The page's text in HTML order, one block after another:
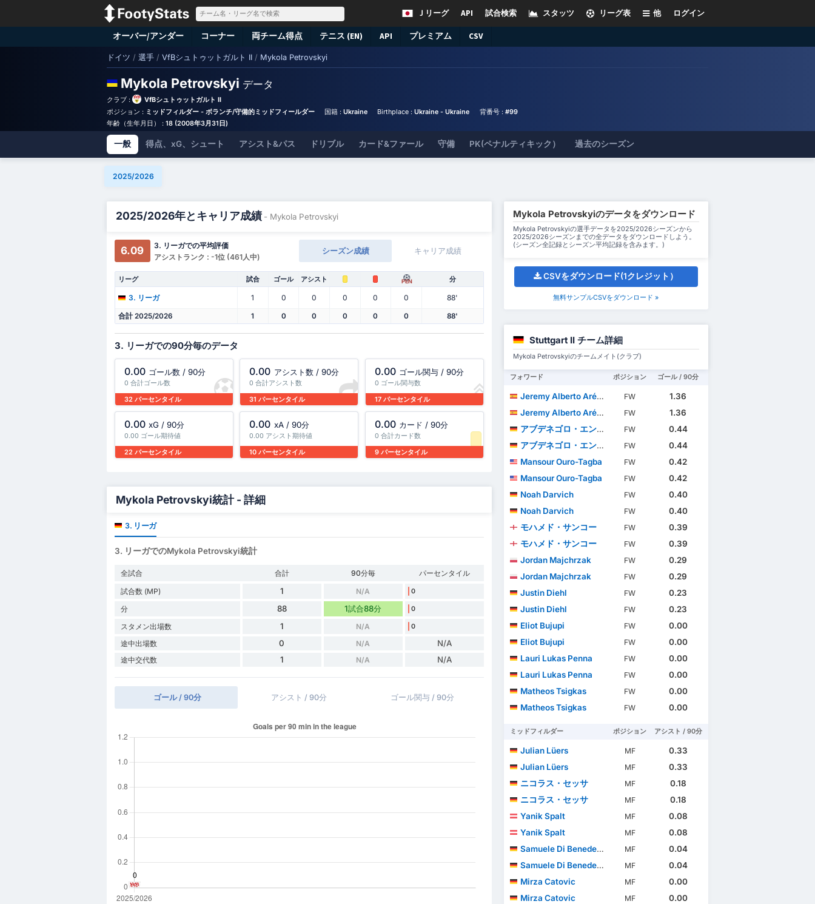
ログイン
他
リーグ表
スタッツ
試合検索
API
Ｊリーグ
オーバー/アンダー コーナー 両チーム得点 テニス (EN) API プレミアム CSV
ドイツ / 選手 / VfBシュトゥットガルト II / Mykola Petrovskyi
Mykola Petrovskyi データ
クラブ :
VfBシュトゥットガルト II
ポジション : ミッドフィルダー - ボランチ/守備的ミッドフィールダー 国籍 :Ukraine Birthplace :Ukraine - Ukraine 背番号 : #99
年齢（生年月日） : 18 (2008年3月31日)
一般 得点、xG、シュート アシスト&パス ドリブル カード&ファール 守備 PK(ペナルティキック） 過去のシーズン
2025/2026
2025/2026年とキャリア成績 - Mykola Petrovskyi
6.09
3. リーガでの平均評価
アシストランク : -1位 (461人中)
シーズン成績 キャリア成績
リーグ 試合 ゴール アシスト PEN 分
3. リーガ 1 0 0 0 0 0 88'
合計 2025/2026 1 0 0 0 0 0 88'
3. リーガでの90分毎のデータ
0.00 ゴール数 / 90分
0 合計ゴール数
32 パーセンタイル
0.00 アシスト数 / 90分
0 合計アシスト数
31 パーセンタイル
0.00 ゴール関与 / 90分
0 ゴール関与数
17 パーセンタイル
0.00 xG / 90分
0.00 ゴール期待値
22 パーセンタイル
0.00 xA / 90分
0.00 アシスト期待値
10 パーセンタイル
0.00 カード / 90分
0 合計カード数
9 パーセンタイル
Mykola Petrovskyi統計 - 詳細
3. リーガ
3. リーガでのMykola Petrovskyi統計
全試合 合計 90分毎
パーセンタイル
試合数 (MP)
1 N/A 0
分 88 1試合88分 0
スタメン出場数 1 N/A 0
途中出場数 0 N/A N/A
途中交代数 1 N/A N/A
ゴール / 90分 アシスト / 90分 ゴール関与 / 90分
Mykola Petrovskyiのデータをダウンロード
Mykola Petrovskyiの選手データを2025/2026シーズンから
2025/2026シーズンまでの全データをダウンロードしよう。
(シーズン全記録とシーズン平均記録を含みます。)
CSVをダウンロード(1クレジット）
無料サンプルCSVをダウンロード »
Stuttgart II チーム詳細
Mykola Petrovskyiのチームメイト(クラブ)
フォワード ポジション ゴール / 90分
Jeremy Alberto Arévalo Mera FW
1.36
Jeremy Alberto Arévalo Mera
FW
1.36
アブデネゴロ・エンローラ・ナンキシ
FW
0.44
アブデネゴロ・エンローラ・ナンキシ
FW
0.44
Mansour Ouro-Tagba
FW
0.42
Mansour Ouro-Tagba
FW
0.42
Noah Darvich
FW
0.40
Noah Darvich
FW
0.40
モハメド・サンコー
FW
0.39
モハメド・サンコー
FW
0.39
Jordan Majchrzak
FW
0.29
Jordan Majchrzak
FW
0.29
Justin Diehl
FW
0.23
Justin Diehl
FW
0.23
Eliot Bujupi
FW
0.00
Eliot Bujupi
FW
0.00
Lauri Lukas Penna
FW
0.00
Lauri Lukas Penna
FW
0.00
Matheos Tsigkas
FW
0.00
Matheos Tsigkas
FW 0.00
ミッドフィルダー ポジション アシスト / 90分
Julian Lüers MF
0.33
Julian Lüers
MF
0.33
ニコラス・セッサ
MF
0.18
ニコラス・セッサ
MF
0.18
Yanik Spalt
MF
0.08
Yanik Spalt
MF
0.08
Samuele Di Benedetto
MF
0.04
Samuele Di Benedetto
MF
0.04
Mirza Catovic
MF
0.00
Mirza Catovic
MF
0.00